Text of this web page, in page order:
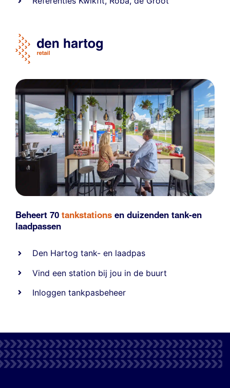
Beheert 70 tankstations en duizenden tank-en
laadpassen
Den Hartog tank- en laadpas
Vind een station bij jou in de buurt
Inloggen tankpasbeheer